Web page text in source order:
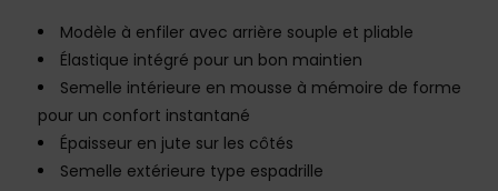
Modèle à enfiler avec arrière souple et pliable
Élastique intégré pour un bon maintien
Semelle intérieure en mousse à mémoire de forme
pour un confort instantané
Épaisseur en jute sur les côtés
Semelle extérieure type espadrille